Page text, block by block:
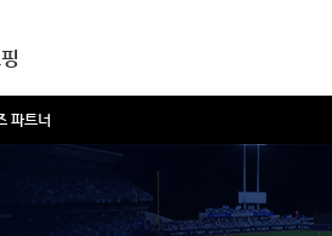
파트너